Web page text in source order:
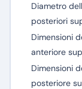
Diametro
posteriori
Dimensioni
anteriore
Dimensioni
posteriore